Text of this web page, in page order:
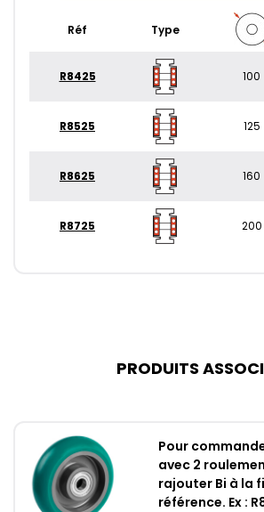
Réf Type
R8425 100
R8525 125
R8625 160
R8725 200
PRODUITS
Pour
avec 2
rajouter Bi à la
référence. Ex :